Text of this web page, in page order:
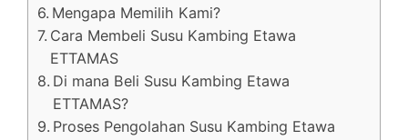
Mengapa Memilih Kami?
Cara Membeli Susu Kambing Etawa
ETTAMAS
Di mana Beli Susu Kambing Etawa
ETTAMAS?
Proses Pengolahan Susu Kambing Etawa